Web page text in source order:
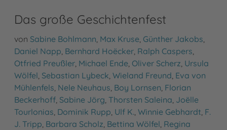
Das große Geschichtenfest
von Sabine Bohlmann, Max Kruse, Günther Jakobs,
Daniel Napp, Bernhard Hoëcker, Ralph Caspers,
Otfried Preußler, Michael Ende, Oliver Scherz, Ursula
Wölfel, Sebastian Lybeck, Wieland Freund, Eva von
Mühlenfels, Nele Neuhaus, Boy Lornsen, Florian
Beckerhoff, Sabine Jörg, Thorsten Saleina, Joëlle
Tourlonias, Dominik Rupp, Ulf K., Winnie Gebhardt, F.
J. Tripp, Barbara Scholz, Bettina Wölfel, Regina